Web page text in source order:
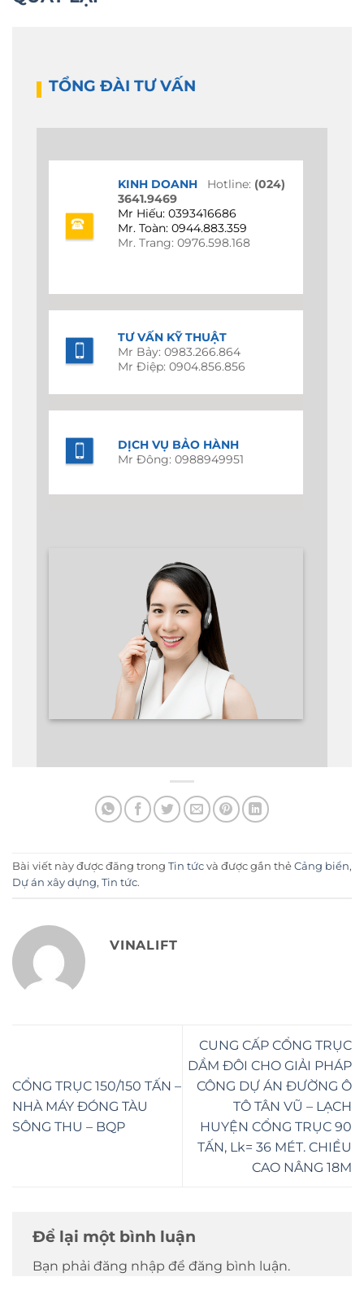
TỔNG ĐÀI TƯ VẤN
KINH DOANH Hotline: (024)
3641.9469
Mr Hiếu: 0393416686
Mr. Toàn: 0944.883.359
Mr. Trang: 0976.598.168
TƯ VẤN KỸ THUẬT
Mr Bảy: 0983.266.864
Mr Điệp: 0904.856.856
DỊCH VỤ BẢO HÀNH
Mr Đông: 0988949951
Bài viết này được đăng trong Tin tức và được gắn thẻ Cảng biển,
Dự án xây dựng, Tin tức.
VINALIFT
CỔNG TRỤC 150/150 TẤN –
NHÀ MÁY ĐÓNG TÀU
SÔNG THU – BQP
CUNG CẤP CỔNG TRỤC
DẦM ĐÔI CHO GIẢI PHÁP
CÔNG DỰ ÁN ĐƯỜNG Ô
TÔ TÂN VŨ – LẠCH
HUYỆN CỔNG TRỤC 90
TẤN, Lk= 36 MÉT. CHIỀU
CAO NÂNG 18M
Để lại một bình luận
Bạn phải đăng nhập để đăng bình luận.